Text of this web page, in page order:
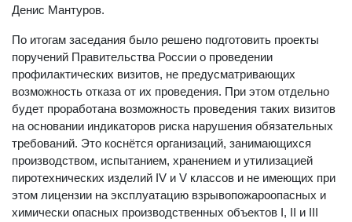
Денис Мантуров.
По итогам заседания было решено подготовить проекты
поручений Правительства России о проведении
профилактических визитов, не предусматривающих
возможность отказа от их проведения. При этом отдельно
будет проработана возможность проведения таких визитов
на основании индикаторов риска нарушения обязательных
требований. Это коснётся организаций, занимающихся
производством, испытанием, хранением и утилизацией
пиротехнических изделий IV и V классов и не имеющих при
этом лицензии на эксплуатацию взрывопожароопасных и
химически опасных производственных объектов I, II и III